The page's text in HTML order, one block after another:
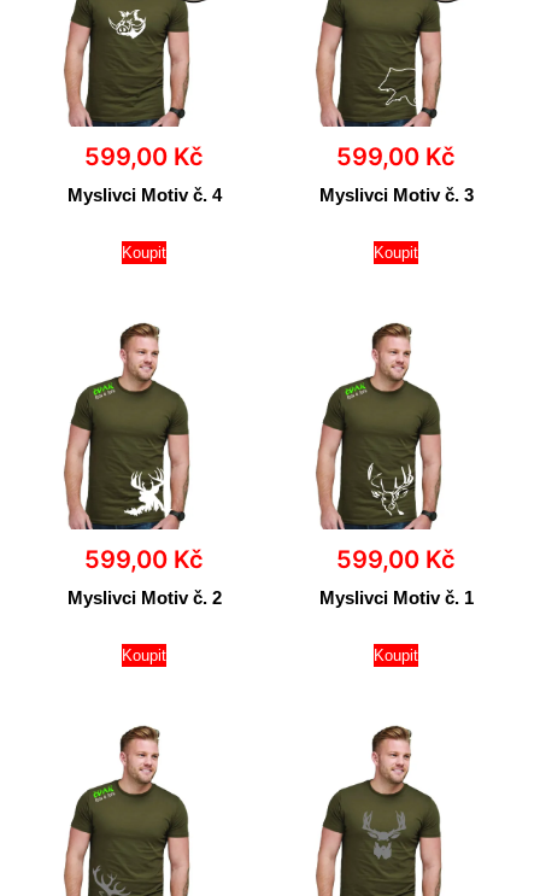
599,00 Kč
Myslivci Motiv č. 4
Koupit
599,00 Kč
Myslivci Motiv č. 3
Koupit
599,00 Kč
Myslivci Motiv č. 2
Koupit
599,00 Kč
Myslivci Motiv č. 1
Koupit